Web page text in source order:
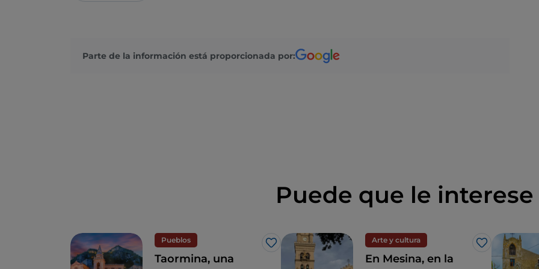
Parte de la información está proporcionada por:
Puede que le interese
Pueblos
Me gusta
Taormina, una
Arte y cultura
Me gusta
En Mesina, en la